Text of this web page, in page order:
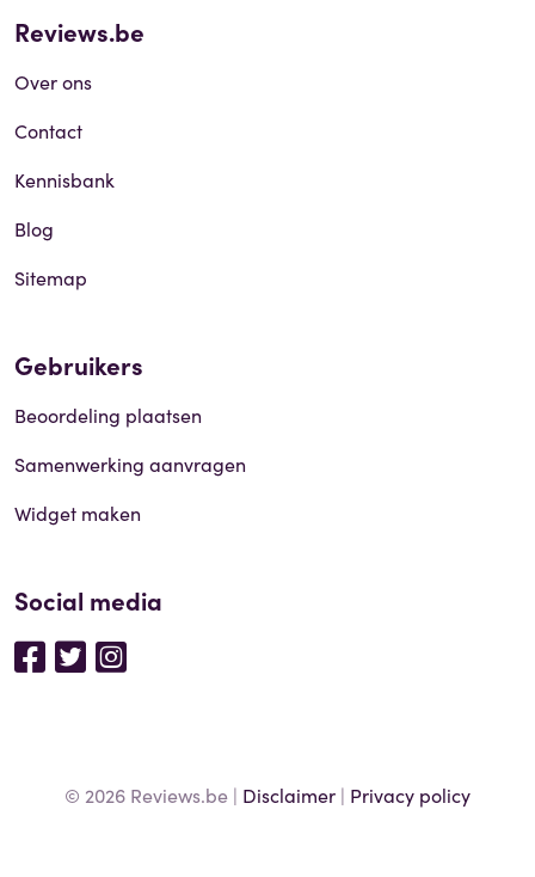
Reviews.be
Over ons
Contact
Kennisbank
Blog
Sitemap
Gebruikers
Beoordeling plaatsen
Samenwerking aanvragen
Widget maken
Social media
© 2026 Reviews.be | Disclaimer | Privacy policy